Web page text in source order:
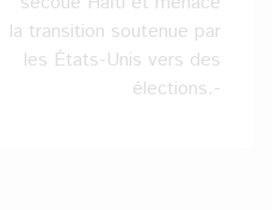
la transition soutenue par
les États-Unis vers des
élections.-